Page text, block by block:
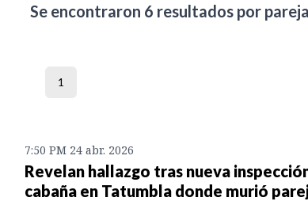
Se encontraron 6 resultados por
1
7:50 PM 24 abr. 2026
Revelan hallazgo tras nueva
cabaña en Tatumbla donde murió